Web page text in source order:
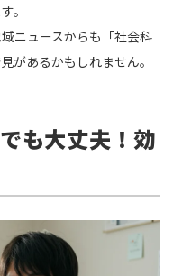
。
ニュースからも「社会科
があるかもしれません。
も大丈夫！効